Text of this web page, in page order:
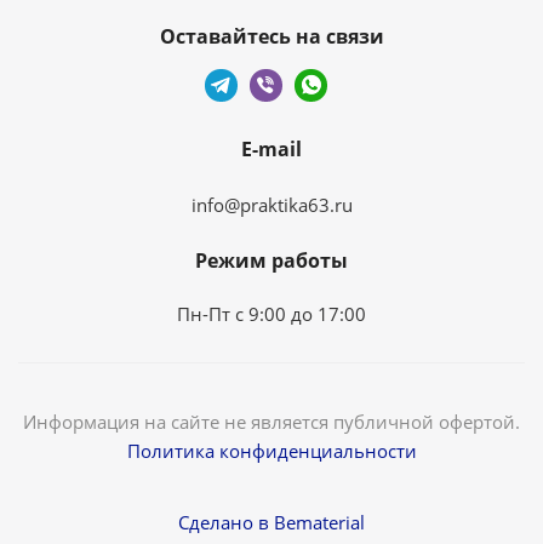
Оставайтесь на связи
E-mail
info@praktika63.ru
Режим работы
Пн-Пт с 9:00 до 17:00
Информация на сайте не является публичной офертой.
Политика конфиденциальности
Сделано в Bematerial